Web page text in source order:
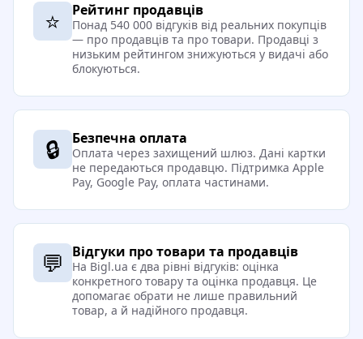
⭐ Рейтинг продавців
Понад 540 000 відгуків від реальних покупців
— про продавців та про товари. Продавці з
низьким рейтингом знижуються у видачі або
блокуються.
🔒 Безпечна оплата
Оплата через захищений шлюз. Дані картки
не передаються продавцю. Підтримка Apple
Pay, Google Pay, оплата частинами.
💬 Відгуки про товари та продавців
На Bigl.ua є два рівні відгуків: оцінка
конкретного товару та оцінка продавця. Це
допомагає обрати не лише правильний
товар, а й надійного продавця.